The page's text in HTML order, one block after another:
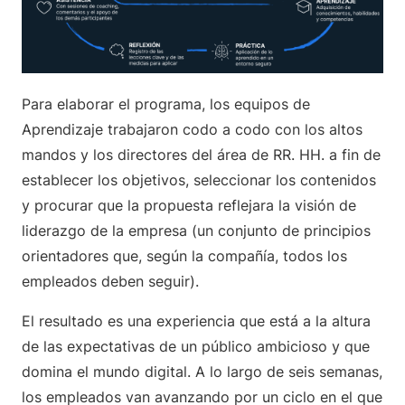
Para elaborar el programa, los equipos de
Aprendizaje trabajaron codo a codo con los altos
mandos y los directores del área de RR. HH. a fin de
establecer los objetivos, seleccionar los contenidos
y procurar que la propuesta reflejara la visión de
liderazgo de la empresa (un conjunto de principios
orientadores que, según la compañía, todos los
empleados deben seguir).
El resultado es una experiencia que está a la altura
de las expectativas de un público ambicioso y que
domina el mundo digital. A lo largo de seis semanas,
los empleados van avanzando por un ciclo en el que